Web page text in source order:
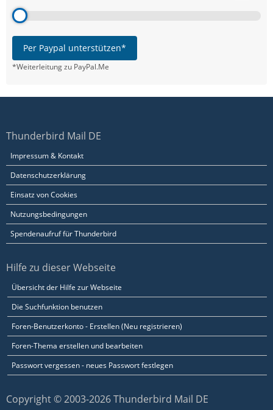
Per Paypal unterstützen*
*Weiterleitung zu PayPal.Me
Thunderbird Mail DE
Impressum & Kontakt
Datenschutzerklärung
Einsatz von Cookies
Nutzungsbedingungen
Spendenaufruf für Thunderbird
Hilfe zu dieser Webseite
Übersicht der Hilfe zur Webseite
Die Suchfunktion benutzen
Foren-Benutzerkonto - Erstellen (Neu registrieren)
Foren-Thema erstellen und bearbeiten
Passwort vergessen - neues Passwort festlegen
Copyright © 2003-2026 Thunderbird Mail DE